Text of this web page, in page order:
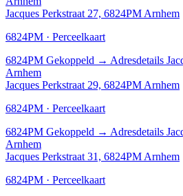
Jacques Perkstraat 27, 6824PM Arnhem
6824PM · Perceelkaart
6824PM Gekoppeld → Adresdetails
Arnhem
Jacques Perkstraat 29, 6824PM Arnhem
6824PM · Perceelkaart
6824PM Gekoppeld → Adresdetails
Arnhem
Jacques Perkstraat 31, 6824PM Arnhem
6824PM · Perceelkaart